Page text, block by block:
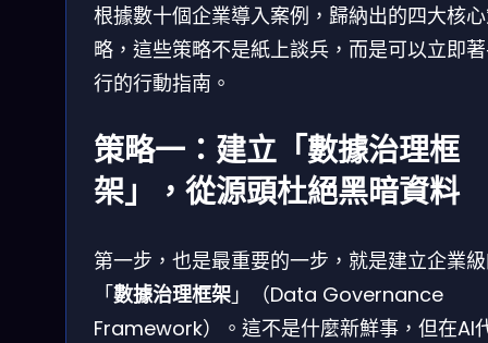
根據數十個企業導入案例，歸納出的四大核
略，這些策略不是紙上談兵，而是可以立即
行的行動指南。
策略一：建立「數據治理框
架」，從源頭杜絕黑暗資料
第一步，也是最重要的一步，就是建立企業
「數據治理框架 」（Data Governance
Framework）。這不是什麼新鮮事，但在AI